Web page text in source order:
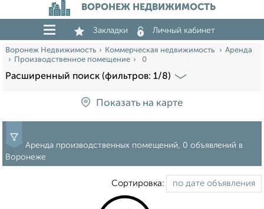
ВОРОНЕЖ НЕДВИЖИМОСТЬ
Закладки Личный кабинет
Воронеж Недвижимость Коммерческая недвижимость
Аренда
Производственное помещение
0
Расширенный поиск (фильтров: 1/8)
Показать на карте
Аренда производственных помещений, 0 объявлений в
Воронеже
Сортировка: